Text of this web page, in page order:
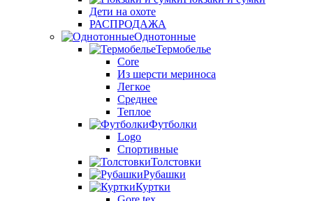
Дети на охоте
РАСПРОДАЖА
Однотонные
Термобелье
Core
Из шерсти мериноса
Легкое
Среднее
Теплое
Футболки
Logo
Спортивные
Толстовки
Рубашки
Куртки